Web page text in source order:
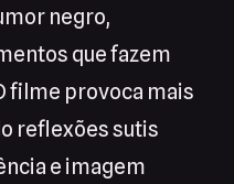
negro,
que fazem
filme provoca mais
reflexões sutis
e imagem